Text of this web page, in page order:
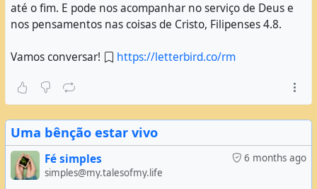
até o fim. E pode nos acompanhar no serviço de Deus e
nos pensamentos nas coisas de Cristo, Filipenses 4.8.
Vamos conversar! https://letterbird.co/rm
Uma bênção estar vivo
6 months ago
Fé simples
simples@my.talesofmy.life